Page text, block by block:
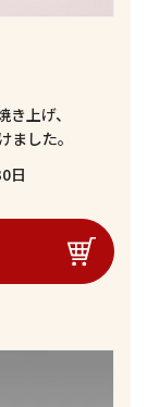
上げ、
した。
日